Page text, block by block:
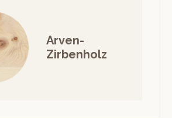
Arven-
Zirbenholz